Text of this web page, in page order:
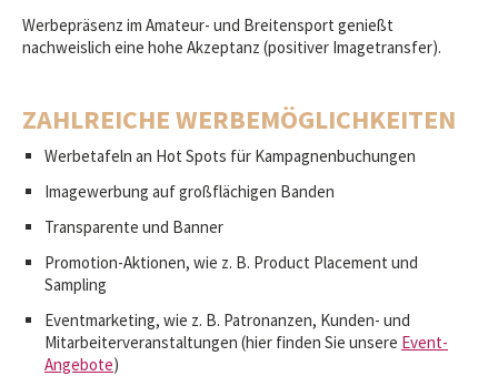
Werbepräsenz im Amateur- und Breitensport genießt
nachweislich eine hohe Akzeptanz (positiver Imagetransfer).
ZAHLREICHE WERBEMÖGLICHKEITEN
Werbetafeln an Hot Spots für Kampagnenbuchungen
Imagewerbung auf großflächigen Banden
Transparente und Banner
Promotion-Aktionen, wie z. B. Product Placement und
Sampling
Eventmarketing, wie z. B. Patronanzen, Kunden- und
Mitarbeiterveranstaltungen (hier finden Sie unsere Event-
Angebote)